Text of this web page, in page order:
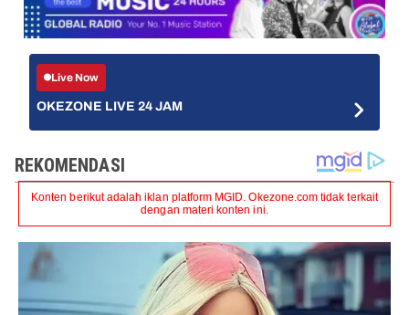
Live Now
OKEZONE LIVE 24 JAM